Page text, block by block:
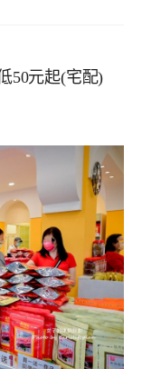
50元起(宅配)